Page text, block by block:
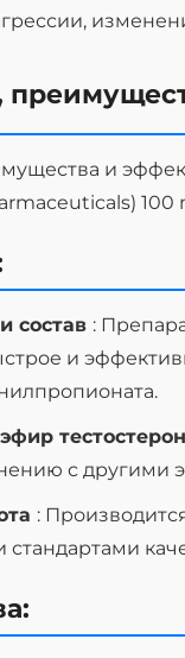
и
100
состав :
и
с другими
: